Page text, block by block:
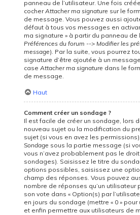
panneau de l’utilisateur. Une fois
cocherAttacher ma signature sur le
de message. Vous pouvez aussi
défaut à tous vos messages en
ma signature » à partir du panneau de
Préférences du forum --> Modifier les
message). Par la suite, vous pourrez
signature d’être ajoutée à un
caseAttacher ma signature dans le
de message.
Haut
Comment créer un sondage ?
Il est facile de créer un sondage, lors
nouveau sujet ou la modification du
sujet (si vous en avez les
Sondage sous la partie message (si
vous n’avez probablement pas le
sondages). Saisissez le titre du
options possibles, saisissez une
champ des réponses. Vous pouvez
nombre de réponses qu’un utilisateur
son vote dans « Option(s) par
en jours du sondage (mettre « 0 »
et enfin permettre aux utilisateurs de